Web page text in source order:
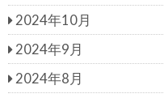
2024年10月
2024年9月
2024年8月